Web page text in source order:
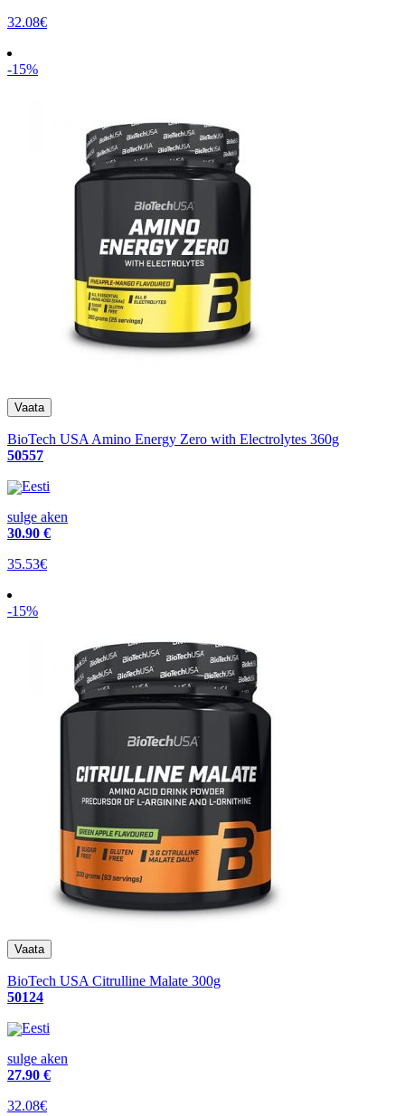
32.08€
-15%
BioTech USA Amino Energy Zero with Electrolytes 360g
50557
Eesti
sulge aken
30.90 €
35.53€
-15%
BioTech USA Citrulline Malate 300g
50124
Eesti
sulge aken
27.90 €
32.08€